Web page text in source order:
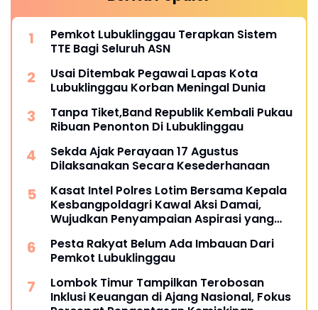
Pemkot Lubuklinggau Terapkan Sistem
TTE Bagi Seluruh ASN
Usai Ditembak Pegawai Lapas Kota
Lubuklinggau Korban Meningal Dunia
Tanpa Tiket,Band Republik Kembali Pukau
Ribuan Penonton Di Lubuklinggau
Sekda Ajak Perayaan 17 Agustus
Dilaksanakan Secara Kesederhanaan
Kasat Intel Polres Lotim Bersama Kepala
Kesbangpoldagri Kawal Aksi Damai,
Wujudkan Penyampaian Aspirasi yang
Pesta Rakyat Belum Ada Imbauan Dari
Pemkot Lubuklinggau
Lombok Timur Tampilkan Terobosan
Inklusi Keuangan di Ajang Nasional, Fokus